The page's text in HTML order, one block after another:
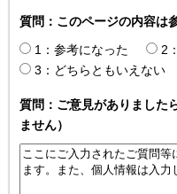
質問：このページの内容は
1：参考になった
2
3：どちらともいえない
質問：ご意見がありました
ません）